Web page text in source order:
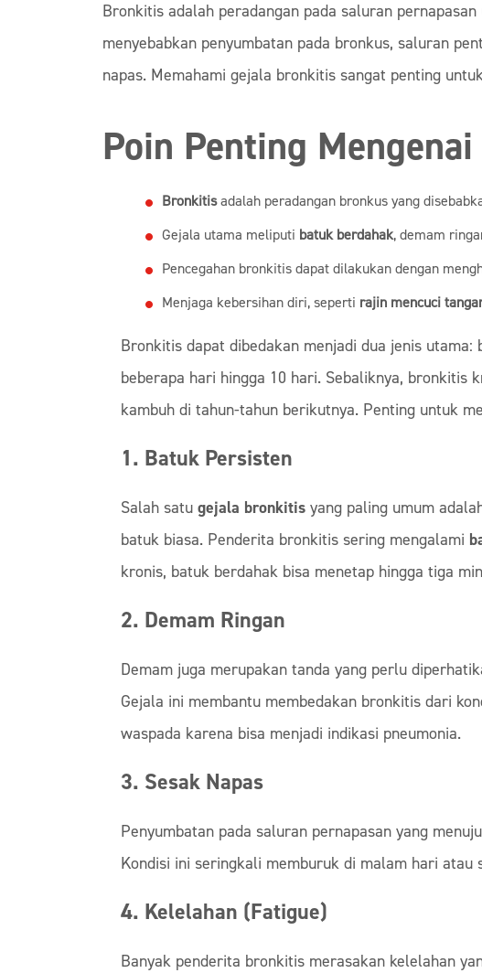
Bronkitis adalah peradangan pada saluran
menyebabkan penyumbatan pada bronkus, saluran
napas. Memahami gejala bronkitis sangat penting
Poin Penting
Bronkitisadalah peradangan bronkus yang
Gejala utama meliputi batuk berdahak, demam
Pencegahan bronkitis dapat dilakukan dengan
Menjaga kebersihan diri, seperti rajin mencuci
Bronkitis dapat dibedakan menjadi dua jenis
beberapa hari hingga 10 hari. Sebaliknya, bronkitis
kambuh di tahun-tahun berikutnya. Penting untuk
1. Batuk Persisten
Salah satu gejala bronkitis yang paling umum
batuk biasa. Penderita bronkitis sering mengalami
kronis, batuk berdahak bisa menetap hingga tiga
2. Demam Ringan
Demam juga merupakan tanda yang perlu
Gejala ini membantu membedakan bronkitis dari
waspada karena bisa menjadi indikasi pneumonia.
3. Sesak Napas
Penyumbatan pada saluran pernapasan yang
Kondisi ini seringkali memburuk di malam hari atau
4. Kelelahan (Fatigue)
Banyak penderita bronkitis merasakan kelelahan